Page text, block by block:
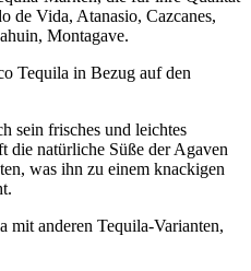
de Vida, Atanasio, Cazcanes,
Montagave.
Tequila in Bezug auf den
sein frisches und leichtes
die natürliche Süße der Agaven
was ihn zu einem knackigen
mit anderen Tequila-Varianten,